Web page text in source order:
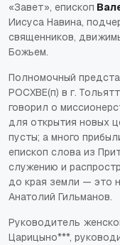
«Завет», епископ
Иисуса Навина,
священников,
Божьем.
Полномочный
РОСХВЕ(п) в г.
говорил о
для открытия новых
пусты; а много
епископ слова из
служению и
до края земли — это
Анатолий Гильманов.
Руководитель
Царицыно***,